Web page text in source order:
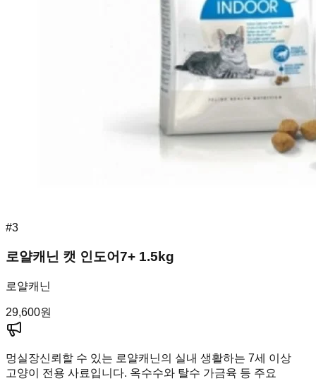
#3
로얄캐닌 캣 인도어7+ 1.5kg
로얄캐닌
29,600원
멍실장신뢰할 수 있는 로얄캐닌의 실내 생활하는 7세 이상
고양이 전용 사료입니다. 옥수수와 탈수 가금육 등 주요